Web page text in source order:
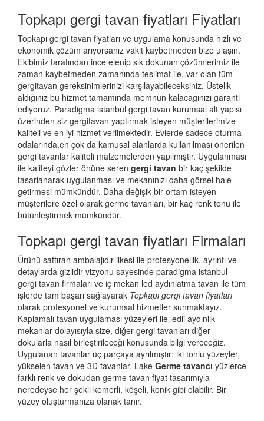
Topkapı gergi tavan fiyatları Fiyatları
Topkapı gergi tavan fiyatları ve uygulama konusunda hızlı ve
ekonomik çözüm arıyorsanız vakit kaybetmeden bize ulaşın.
Ekibimiz tarafından ince elenip sık dokunan çözümlerimiz ile
zaman kaybetmeden zamanında teslimat ile, var olan tüm
gergitavan gereksinimlerinizi karşılayabileceksiniz. Üstelik
aldığınız bu hizmet tamamında memnun kalacagınızı garanti
ediyoruz. Paradigma istanbul gergi tavan kurumsal alt yapısı
üzerinden siz gergitavan yaptırmak isteyen müşterilerimize
kaliteli ve en iyi hizmet verilmektedir. Evlerde sadece oturma
odalarında,en çok da kamusal alanlarda kullanılması önerilen
gergi tavanlar kaliteli malzemelerden yapılmıştır. Uygulanması
ile kaliteyi gözler önüne seren gergi tavan bir kaç şekilde
tasarlanarak uygulanması ve mekanınızı daha görsel hale
getirmesi mümkündür. Daha değişik bir ortam isteyen
müşterilere özel olarak germe tavanları, bir kaç renk tonu ile
bütünleştirmek mümkündür.
Topkapı gergi tavan fiyatları Firmaları
Ürünü sattıran ambalajıdır ilkesi ile profesyonellik, ayrıntı ve
detaylarda gizlidir vizyonu sayesinde paradigma istanbul
gergi tavan firmaları ve iç mekan led aydınlatma tavan ile tüm
işlerde tam başarı sağlayarak Topkapı gergi tavan fiyatları
olarak profesyonel ve kurumsal hizmetler sunmaktayız.
Kaplamalı tavan uygulaması yüzeyleri ile ledli aydınlık
mekanlar dolayısıyla size, diğer gergi tavanları diğer
dokularla nasıl birleştirileceği konusunda bilgi vereceğiz.
Uygulanan tavanlar üç parçaya ayrılmıştır: iki tonlu yüzeyler,
yükselen tavan ve 3D tavanlar. Lake Germe tavancı yüzlerce
farklı renk ve dokudan germe tavan fiyat tasarımıyla
neredeyse her şekli kemerli, köşeli, konik gibi olabilir. Bir
yüzey oluşturmanıza olanak tanır.